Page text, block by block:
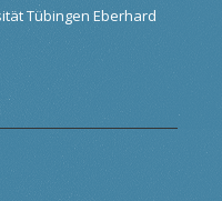
Tübingen Eberhard